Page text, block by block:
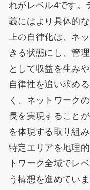
れがレベル4です。
義にはより具体的
上の自律化は、ネ
きる状態にし、管
として収益を生み
自律性を追い求め
く、ネットワーク
長を実現すること
を体現する取り組
特定エリアを地理
トワーク全域でレ
う構想を進めてい